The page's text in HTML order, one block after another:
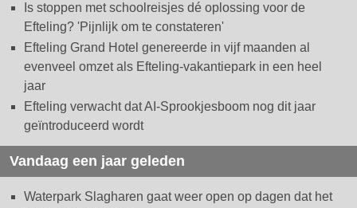
Is stoppen met schoolreisjes dé oplossing voor de
Efteling? 'Pijnlijk om te constateren'
Efteling Grand Hotel genereerde in vijf maanden al
evenveel omzet als Efteling-vakantiepark in een heel
jaar
Efteling verwacht dat AI-Sprookjesboom nog dit jaar
geïntroduceerd wordt
Vandaag een jaar geleden
Waterpark Slagharen gaat weer open op dagen dat het